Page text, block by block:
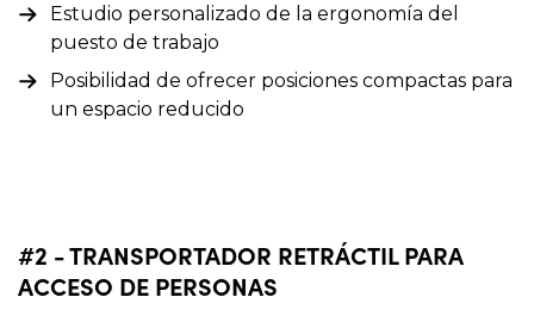
Estudio personalizado de la ergonomía del
puesto de trabajo
Posibilidad de ofrecer posiciones compactas para
un espacio reducido
#2 - TRANSPORTADOR RETRÁCTIL PARA
ACCESO DE PERSONAS